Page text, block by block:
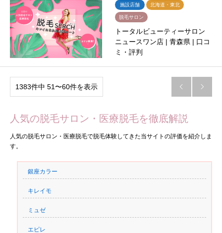
施設店舗 北海道・東北
脱毛サロン
トータルビューティーサロン
ニュースワン店 | 青森県 | 口コ
ミ・評判
1383件中 51〜60件を表示  
人気の脱毛サロン・医療脱毛を徹底解説
人気の脱毛サロン・医療脱毛で脱毛体験してきた当サイトの評価を紹介しま
す。
銀座カラー
キレイモ
ミュゼ
エピレ